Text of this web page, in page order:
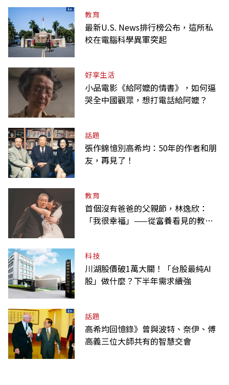
教育
最新U.S. News排行榜公布，這所私
校在電腦科學異軍突起
好享生活
小品電影《給阿嬤的情書》，如何逼
哭全中國觀眾，想打電話給阿嬤？
話題
張作錦憶別高希均：50年的作者和朋
友，再見了！
教育
首個沒有爸爸的父親節，林逸欣：
「我很幸福」——從富養看見的教養
科技
川湖股價破1萬大關！「台股最純AI
股」做什麼？下半年需求續強
話題
高希均回憶錄》曾與波特、奈伊、傅
高義三位大師共有的智慧交會